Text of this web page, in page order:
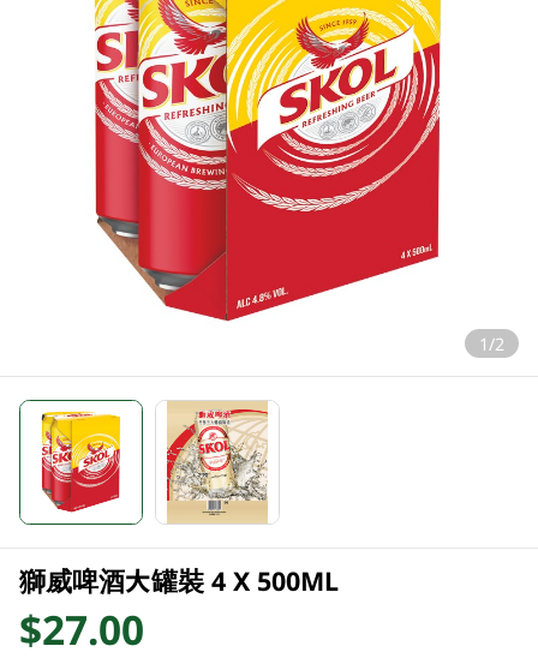
1/2
獅威啤酒大罐裝 4 X 500ML
$27.00